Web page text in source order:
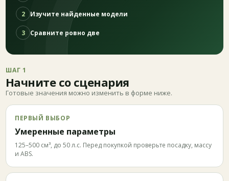
2 Изучите найденные модели
3 Сравните ровно две
ШАГ 1
Начните со сценария
Готовые значения можно изменить в форме ниже.
ПЕРВЫЙ ВЫБОР
Умеренные параметры
125–500 см³, до 50 л.с. Перед покупкой проверьте посадку, массу
и ABS.